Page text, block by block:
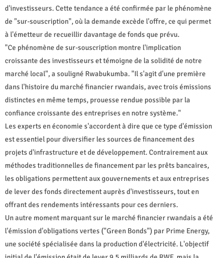
d'investisseurs. Cette tendance a été confirmée par le phénomène
de "sur-souscription", où la demande excède l'offre, ce qui permet
à l'émetteur de recueillir davantage de fonds que prévu.
"Ce phénomène de sur-souscription montre l'implication
croissante des investisseurs et témoigne de la solidité de notre
marché local", a souligné Rwabukumba. "Il s'agit d'une première
dans l'histoire du marché financier rwandais, avec trois émissions
distinctes en même temps, prouesse rendue possible par la
confiance croissante des entreprises en notre système."
Les experts en économie s'accordent à dire que ce type d'émission
est essentiel pour diversifier les sources de financement des
projets d'infrastructure et de développement. Contrairement aux
méthodes traditionnelles de financement par les prêts bancaires,
les obligations permettent aux gouvernements et aux entreprises
de lever des fonds directement auprès d'investisseurs, tout en
offrant des rendements intéressants pour ces derniers.
Un autre moment marquant sur le marché financier rwandais a été
l'émission d'obligations vertes ("Green Bonds") par Prime Energy,
une société spécialisée dans la production d'électricité. L'objectif